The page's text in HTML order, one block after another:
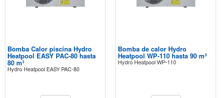
Bomba Calor piscina Hydro
Heatpool EASY PAC-80 hasta
80 m³
Hydro Heatpool EASY PAC-80
Bomba de calor Hydro
Heatpool WP-110 hasta 90 m³
Hydro Heatpool WP-110